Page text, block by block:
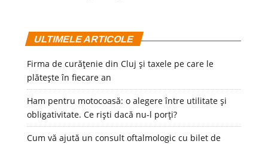
ULTIMELE ARTICOLE
Firma de curățenie din Cluj și taxele pe care le
plătește în fiecare an
Ham pentru motocoasă: o alegere între utilitate și
obligativitate. Ce riști dacă nu-l porți?
Cum vă ajută un consult oftalmologic cu bilet de